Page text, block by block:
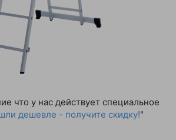
что у нас действует специальное
дешевле - получите скидку!"